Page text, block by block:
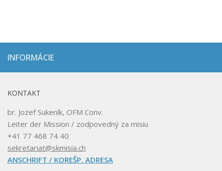
INFORMÁCIE
KONTAKT
br. Jozef Sukeník, OFM Conv.
Leiter der Mission / zodpovedný za misiu
+41 77 468 74 40
sekretariat@skmisia.ch
ANSCHRIFT / KOREŠP. ADRESA